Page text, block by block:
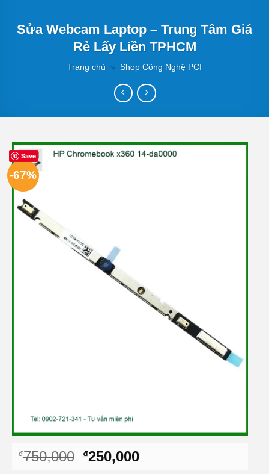
Sửa Webcam Laptop – Trung Tâm Giá
Rẻ Lấy Liền TPHCM
Trang chủ » Shop Công Nghệ PCI
Save
-67%
₫750,000 Giá
₫250,000Giá